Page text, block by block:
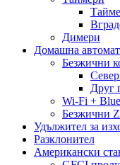
Димери
Домашна
Безжични
Друг
Wi-Fi +
Безжични
Удължител за
Разклонител
Американски